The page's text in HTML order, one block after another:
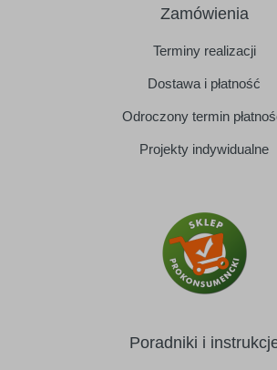
Zamówienia
Terminy realizacji
Dostawa i płatność
Odroczony termin
Projekty indywidualne
Poradniki i